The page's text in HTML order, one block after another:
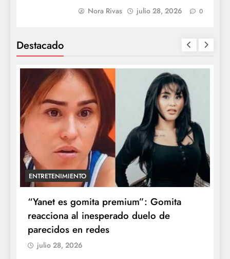
Nora Rivas julio 28, 2026 0
Destacado
ENTRETENIMIENTO
“Yanet es gomita premium”: Gomita
reacciona al inesperado duelo de
parecidos en redes
julio 28, 2026